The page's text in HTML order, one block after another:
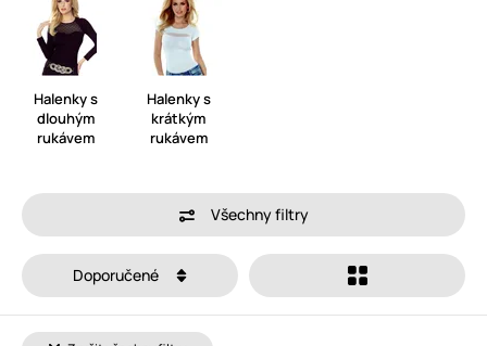
Halenky s
dlouhým
rukávem
Halenky s
krátkým
rukávem
Všechny filtry
Doporučené